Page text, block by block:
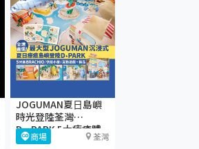
JOGUMAN夏⽇島嶼
時光登陸荃灣
D·PARK 5大療癒體
驗區+期間限定店
商場 荃灣